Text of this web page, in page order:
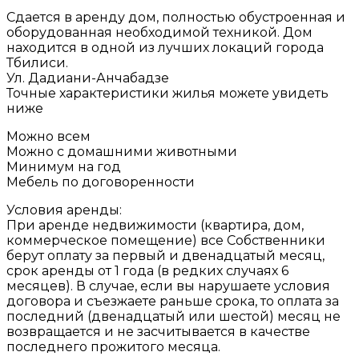
Сдается в аренду дом, полностью обустроенная и
оборудованная необходимой техникой. Дом
находится в одной из лучших локаций города
Тбилиси.
Ул. Дадиани-Анчабадзе
Точные характеристики жилья можете увидеть
ниже
Можно всем
Можно с домашними животными
Минимум на год
Мебель по договоренности
Условия аренды:
При аренде недвижимости (квартира, дом,
коммерческое помещение) все Собственники
берут оплату за первый и двенадцатый месяц,
срок аренды от 1 года (в редких случаях 6
месяцев). В случае, если вы нарушаете условия
договора и съезжаете раньше срока, то оплата за
последний (двенадцатый или шестой) месяц не
возвращается и не засчитывается в качестве
последнего прожитого месяца.